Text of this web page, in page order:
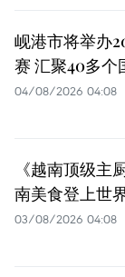
岘港市将举办
赛 汇聚40多个
04/08/2026 04:08
《越南顶级主
南美食登上世
03/08/2026 04:08